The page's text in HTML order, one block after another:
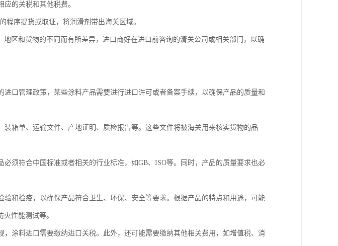
的关税和其他税费。
程序提货或取证，将润滑剂带出海关区域。
区和货物的不同而有所差异，进口商好在进口前咨询的清关公司或相关部门，以确
口管理政策，某些涂料产品需要进行进口许可或者备案手续，以确保产品的质量和
箱单、运输文件、产地证明、质检报告等。这些文件将被海关用来核实货物的品
须符合中国标准或者相关的行业标准，如GB、ISO等。同时，产品的质量要求也必
和检疫，以确保产品符合卫生、环保、安全等要求。根据产品的特点和用途，可能
性能测试等。
涂料进口需要缴纳进口关税。此外，还可能需要缴纳其他相关费用，如增值税、消